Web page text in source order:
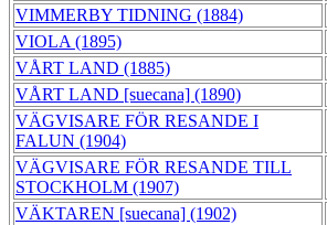
VIMMERBY TIDNING (1884)
VIOLA (1895)
VÅRT LAND (1885)
VÅRT LAND [suecana] (1890)
VÄGVISARE FÖR RESANDE I
FALUN (1904)
VÄGVISARE FÖR RESANDE TILL
STOCKHOLM (1907)
VÄKTAREN [suecana] (1902)